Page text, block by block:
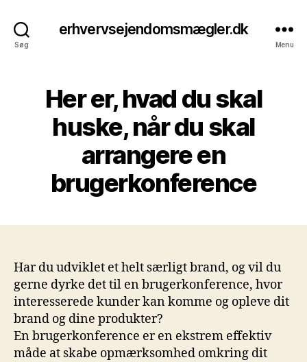
Søg
erhvervsejendomsmægler.dk
Menu
Her er, hvad du skal
huske, når du skal
arrangere en
brugerkonference
Har du udviklet et helt særligt brand, og vil du
gerne dyrke det til en brugerkonference, hvor
interesserede kunder kan komme og opleve dit
brand og dine produkter?
En brugerkonference er en ekstrem effektiv
måde at skabe opmærksomhed omkring dit